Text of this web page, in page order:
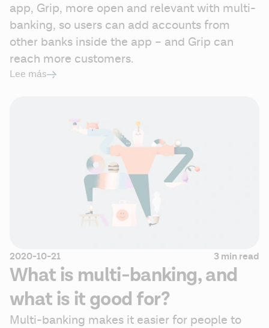
app, Grip, more open and relevant with multi-
banking, so users can add accounts from
other banks inside the app – and Grip can
reach more customers.
Lee más
2020-10-21 3 min read
What is multi-banking, and
what is it good for?
Multi-banking makes it easier for people to